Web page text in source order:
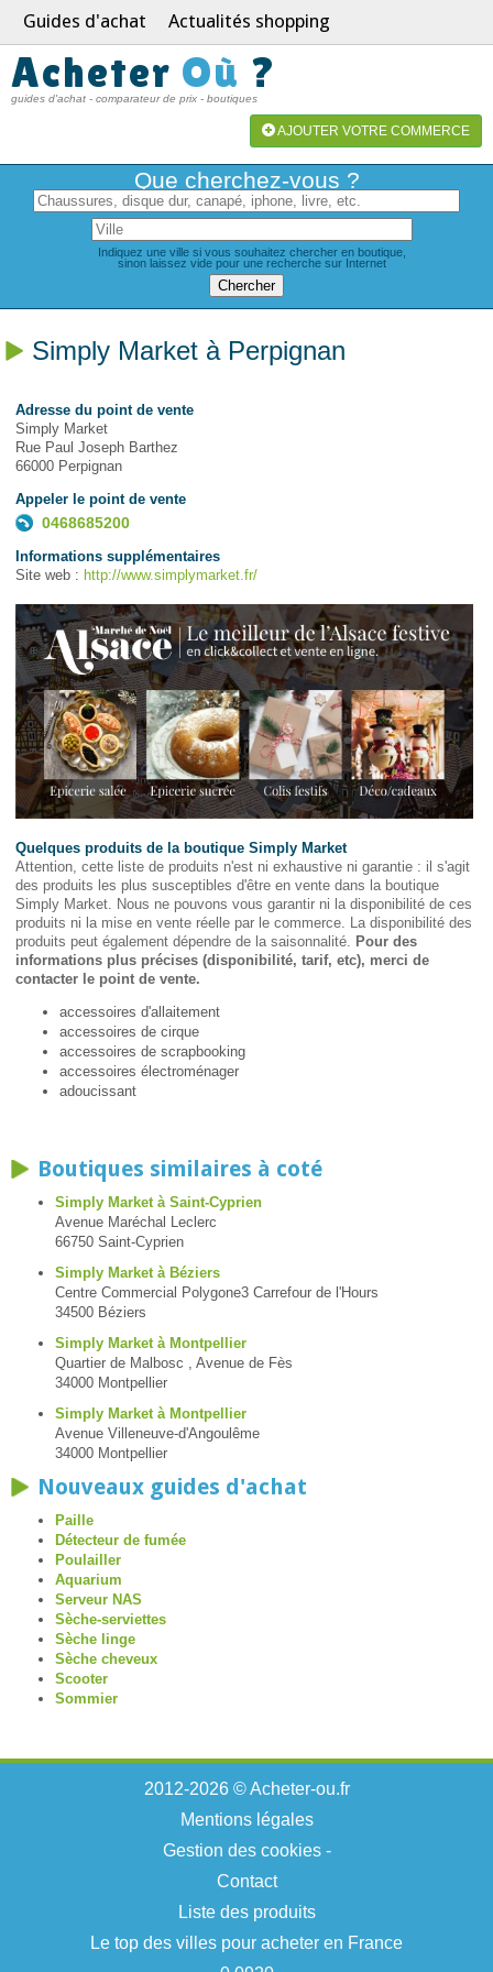
Guides d'achat Actualités shopping
Acheter Où ?
guides d'achat - comparateur de prix - boutiques
AJOUTER VOTRE COMMERCE
Que cherchez-vous ?
Indiquez une ville si vous souhaitez chercher en boutique,
sinon laissez vide pour une recherche sur Internet
Simply Market à Perpignan
Adresse du point de vente
Simply Market
Rue Paul Joseph Barthez
66000 Perpignan
Appeler le point de vente
0468685200
Informations supplémentaires
Site web : http://www.simplymarket.fr/
Quelques produits de la boutique Simply Market
Attention, cette liste de produits n'est ni exhaustive ni garantie : il s'agit
des produits les plus susceptibles d'être en vente dans la boutique
Simply Market. Nous ne pouvons vous garantir ni la disponibilité de ces
produits ni la mise en vente réelle par le commerce. La disponibilité des
produits peut également dépendre de la saisonnalité. Pour des
informations plus précises (disponibilité, tarif, etc), merci de
contacter le point de vente.
accessoires d'allaitement
accessoires de cirque
accessoires de scrapbooking
accessoires électroménager
adoucissant
Boutiques similaires à coté
Simply Market à Saint-Cyprien
Avenue Maréchal Leclerc
66750 Saint-Cyprien
Simply Market à Béziers
Centre Commercial Polygone3 Carrefour de l'Hours
34500 Béziers
Simply Market à Montpellier
Quartier de Malbosc , Avenue de Fès
34000 Montpellier
Simply Market à Montpellier
Avenue Villeneuve-d'Angoulême
34000 Montpellier
Nouveaux guides d'achat
Paille
Détecteur de fumée
Poulailler
Aquarium
Serveur NAS
Sèche-serviettes
Sèche linge
Sèche cheveux
Scooter
Sommier
2012-2026 © Acheter-ou.fr
Mentions légales
Gestion des cookies-
Contact
Liste des produits
Le top des villes pour acheter en France